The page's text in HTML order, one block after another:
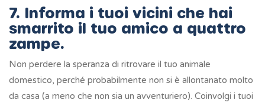
7. Informa i tuoi vicini che hai
smarrito il tuo amico a quattro
zampe.
Non perdere la speranza di ritrovare il tuo animale
domestico, perché probabilmente non si è allontanato molto
da casa (a meno che non sia un avventuriero). Coinvolgi i tuoi